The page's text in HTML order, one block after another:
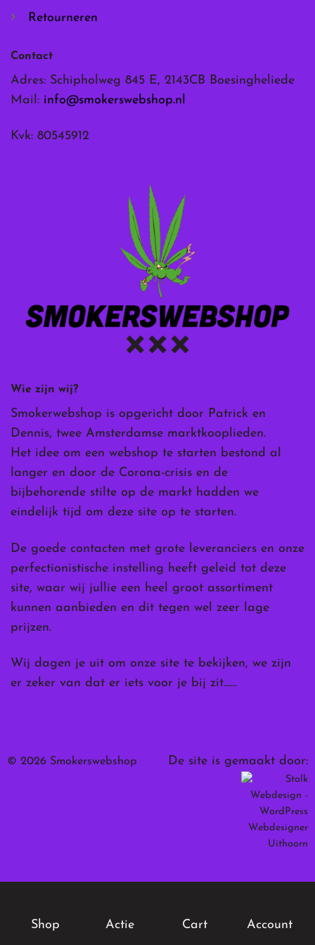
Wie zijn wij?
Smokerwebshop is opgericht door Patrick en
Dennis, twee Amsterdamse marktkooplieden.
Het idee om een webshop te starten bestond al
langer en door de Corona-crisis en de
bijbehorende stilte op de markt hadden we
eindelijk tijd om deze site op te starten.
De goede contacten met grote leveranciers en onze
perfectionistische instelling heeft geleid tot deze
site, waar wij jullie een heel groot assortiment
kunnen aanbieden en dit tegen wel zeer lage
prijzen.
Wij dagen je uit om onze site te bekijken, we zijn
er zeker van dat er iets voor je bij zit……
Retourneren
Contact
Adres: Schipholweg 845 E, 2143CB Boesingheliede
Mail: info@smokerswebshop.nl
Kvk: 80545912
© 2026 Smokerswebshop De site is gemaakt door:
Shop Actie Cart Account